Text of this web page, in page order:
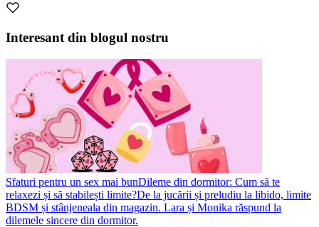
Interesant din blogul nostru
Sfaturi pentru un sex mai bunDileme din dormitor: Cum să te
relaxezi și să stabilești limite?De la jucării și preludiu la libido, limite
BDSM și stânjeneala din magazin. Lara și Monika răspund la
dilemele sincere din dormitor.